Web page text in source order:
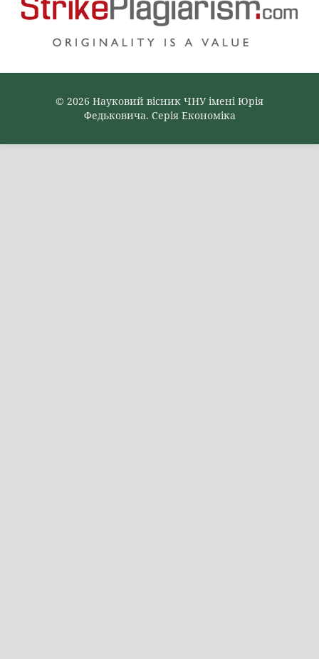
© 2026 Науковий вісник ЧНУ імені Юрія
Федьковича. Серія Економіка